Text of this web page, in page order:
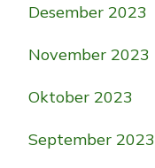
Desember 2023
November 2023
Oktober 2023
September 2023